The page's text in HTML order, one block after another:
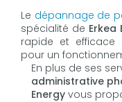
Le dépannage de
spécialité de Erkea
rapide et efficace
pour un
En plus de ses
administrative
Energy vous